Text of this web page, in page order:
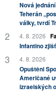
Nová
Teherán
války, tvrdí
4. 8. 2026
Infantino
4. 8. 2026
Opuštěni
Američané
izraelských